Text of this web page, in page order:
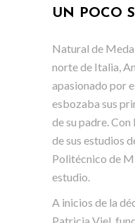
UN POCO
Natural de
norte de Italia,
apasionado por
esbozaba sus
de su padre. Con
de sus estudios
Politécnico de
estudio.
A inicios de la